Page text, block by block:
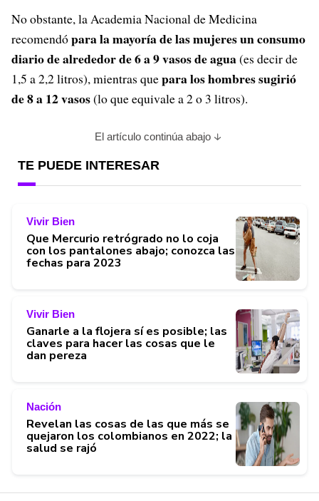
No obstante, la Academia Nacional de Medicina
recomendópara la mayoría de las mujeres un consumo
diario de alrededor de 6 a 9 vasos de agua(es decir de
1,5 a 2,2 litros), mientras quepara los hombres sugirió
de 8 a 12 vasos(lo que equivale a 2 o 3 litros).
El artículo continúa abajo
TE PUEDE INTERESAR
Vivir Bien
Que Mercurio retrógrado no lo coja
con los pantalones abajo; conozca las
fechas para 2023
Vivir Bien
Ganarle a la flojera sí es posible; las
claves para hacer las cosas que le
dan pereza
Nación
Revelan las cosas de las que más se
quejaron los colombianos en 2022; la
salud se rajó